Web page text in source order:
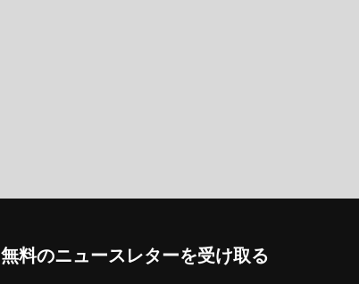
無料のニュースレターを受け取る